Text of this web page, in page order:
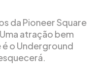
da Pioneer Square
atração bem
o Underground